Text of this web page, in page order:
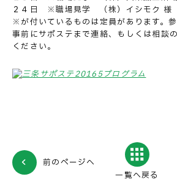
２４日 ※職場見学 （株）イシモク 様
※が付いているものは定員があります。
事前にサポステまで連絡、もしくは相談
ください。
前のページへ
一覧へ戻る